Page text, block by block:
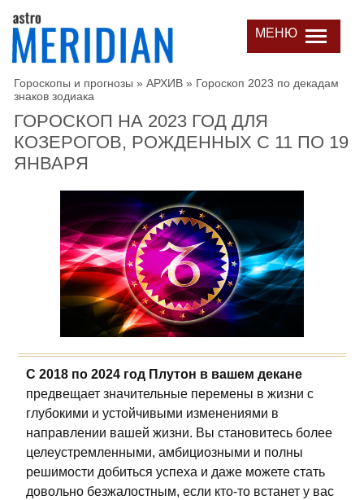
МЕНЮ
Гороскопы и прогнозы » АРХИВ » Гороскоп 2023 по декадам
знаков зодиака
ГОРОСКОП НА 2023 ГОД ДЛЯ
КОЗЕРОГОВ, РОЖДЕННЫХ С 11 ПО 19
ЯНВАРЯ
С 2018 по 2024 год Плутон в вашем декане
предвещает значительные перемены в жизни с
глубокими и устойчивыми изменениями в
направлении вашей жизни. Вы становитесь более
целеустремленными, амбициозными и полны
решимости добиться успеха и даже можете стать
довольно безжалостным, если кто-то встанет у вас